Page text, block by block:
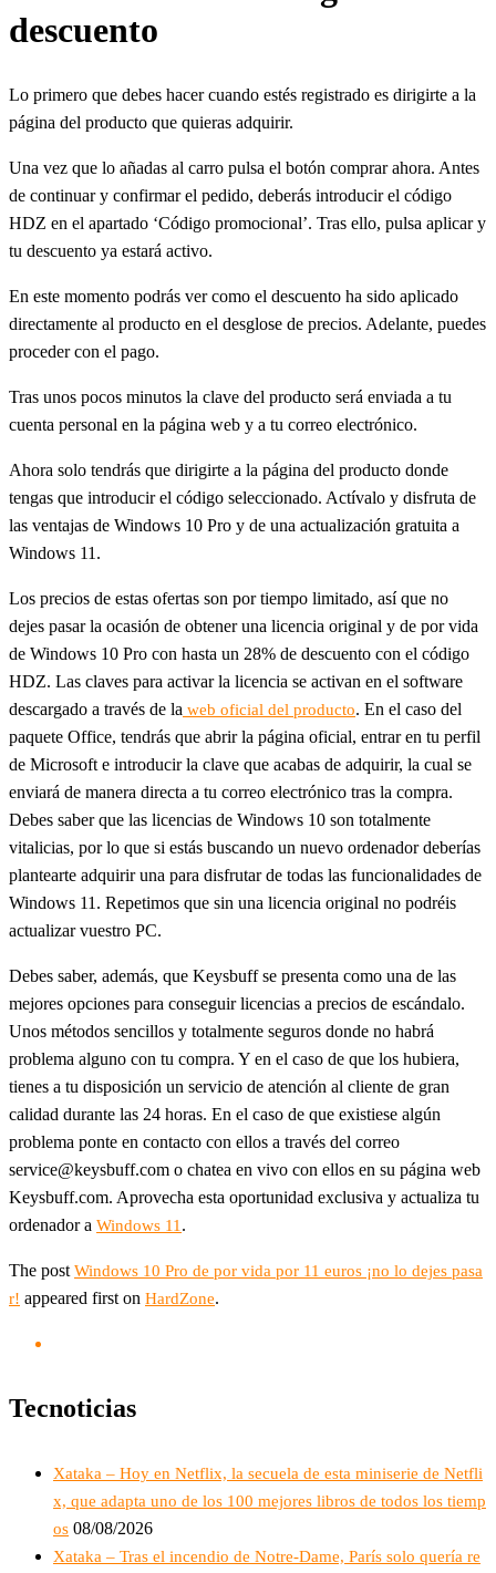
descuento
Lo primero que debes hacer cuando estés registrado es dirigirte a la
página del producto que quieras adquirir.
Una vez que lo añadas al carro pulsa el botón comprar ahora. Antes
de continuar y confirmar el pedido, deberás introducir el código
HDZ en el apartado ‘Código promocional’. Tras ello, pulsa aplicar y
tu descuento ya estará activo.
En este momento podrás ver como el descuento ha sido aplicado
directamente al producto en el desglose de precios. Adelante, puedes
proceder con el pago.
Tras unos pocos minutos la clave del producto será enviada a tu
cuenta personal en la página web y a tu correo electrónico.
Ahora solo tendrás que dirigirte a la página del producto donde
tengas que introducir el código seleccionado. Actívalo y disfruta de
las ventajas de Windows 10 Pro y de una actualización gratuita a
Windows 11.
Los precios de estas ofertas son por tiempo limitado, así que no
dejes pasar la ocasión de obtener una licencia original y de por vida
de Windows 10 Pro con hasta un 28% de descuento con el código
HDZ. Las claves para activar la licencia se activan en el software
descargado a través de la web oficial del producto. En el caso del
paquete Office, tendrás que abrir la página oficial, entrar en tu perfil
de Microsoft e introducir la clave que acabas de adquirir, la cual se
enviará de manera directa a tu correo electrónico tras la compra.
Debes saber que las licencias de Windows 10 son totalmente
vitalicias, por lo que si estás buscando un nuevo ordenador deberías
plantearte adquirir una para disfrutar de todas las funcionalidades de
Windows 11. Repetimos que sin una licencia original no podréis
actualizar vuestro PC.
Debes saber, además, que Keysbuff se presenta como una de las
mejores opciones para conseguir licencias a precios de escándalo.
Unos métodos sencillos y totalmente seguros donde no habrá
problema alguno con tu compra. Y en el caso de que los hubiera,
tienes a tu disposición un servicio de atención al cliente de gran
calidad durante las 24 horas. En el caso de que existiese algún
problema ponte en contacto con ellos a través del correo
service@keysbuff.com o chatea en vivo con ellos en su página web
Keysbuff.com. Aprovecha esta oportunidad exclusiva y actualiza tu
ordenador a Windows 11 .
The post Windows 10 Pro de por vida por 11 euros ¡no lo dejes pasa
r! appeared first on HardZone.
Tecnoticias
Xataka – Hoy en Netflix, la secuela de esta miniserie de Netfli
x, que adapta uno de los 100 mejores libros de todos los tiemp
os 08/08/2026
Xataka – Tras el incendio de Notre-Dame, París solo quería re